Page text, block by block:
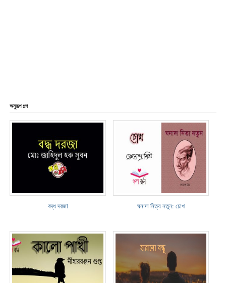
অনুরূপ গল্প
বদ্ধ দরজা ঘনাদা নিত্য নতুন: চোখ